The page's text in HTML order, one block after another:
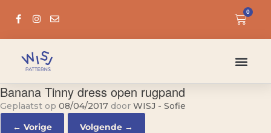
0
Banana Tinny dress open rugpand
Geplaatst op 08/04/2017 door WISJ - Sofie
← Vorige
Volgende →